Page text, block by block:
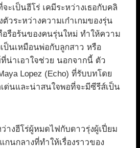
ะเป็นฮีโร่ เคมีระหว่างเธอกับคลิ
วระหว่างความเก๋าเกมของรุ่น
รือร้นของคนรุ่นใหม่ ทำให้ความ
ป็นเหมือนพ่อกับลูกสาว หรือ
น่าเอาใจช่วย นอกจากนี้ ตัว
Lopez (Echo) ที่รับบทโดย
เด่นและน่าสนใจพอที่จะมีซีรีส์เป็น
างฮีโร่ผู้หมดไฟกับดาวรุ่งผู้เปี่ยม
นกลางที่ทำให้เรื่องราวของ